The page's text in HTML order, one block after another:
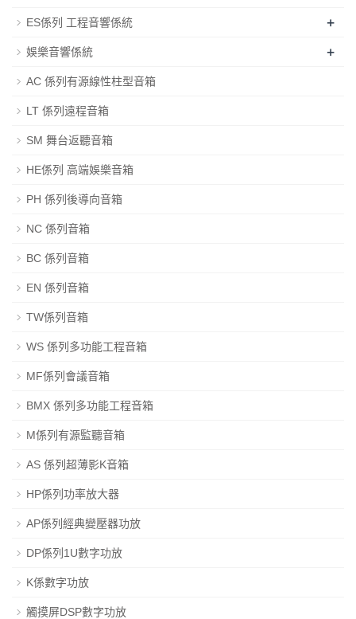
ES係列 工程音響係統 +
娛樂音響係統 +
AC 係列有源線性柱型音箱
LT 係列遠程音箱
SM 舞台返聽音箱
HE係列 高端娛樂音箱
PH 係列後導向音箱
NC 係列音箱
BC 係列音箱
EN 係列音箱
TW係列音箱
WS 係列多功能工程音箱
MF係列會議音箱
BMX 係列多功能工程音箱
M係列有源監聽音箱
AS 係列超薄影K音箱
HP係列功率放大器
AP係列經典變壓器功放
DP係列1U數字功放
K係數字功放
觸摸屏DSP數字功放